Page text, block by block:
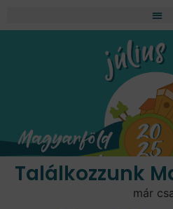
Találkozzunk
már